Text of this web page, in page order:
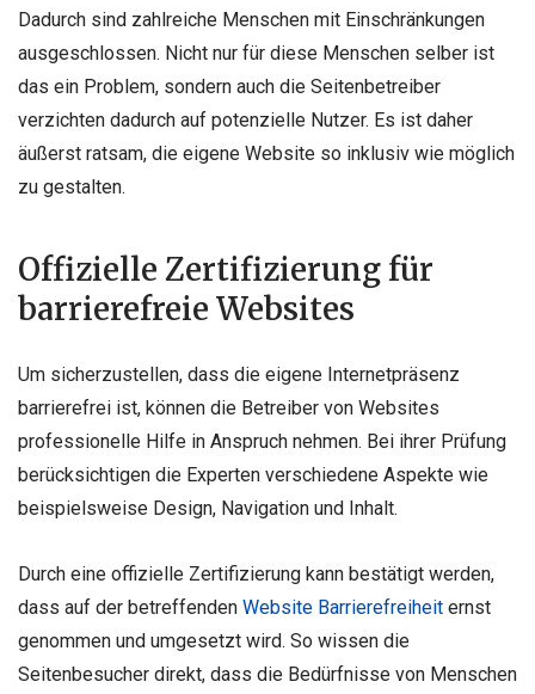
Dadurch sind zahlreiche Menschen mit Einschränkungen
ausgeschlossen. Nicht nur für diese Menschen selber ist
das ein Problem, sondern auch die Seitenbetreiber
verzichten dadurch auf potenzielle Nutzer. Es ist daher
äußerst ratsam, die eigene Website so inklusiv wie möglich
zu gestalten.
Offizielle Zertifizierung für
barrierefreie Websites
Um sicherzustellen, dass die eigene Internetpräsenz
barrierefrei ist, können die Betreiber von Websites
professionelle Hilfe in Anspruch nehmen. Bei ihrer Prüfung
berücksichtigen die Experten verschiedene Aspekte wie
beispielsweise Design, Navigation und Inhalt.
Durch eine offizielle Zertifizierung kann bestätigt werden,
dass auf der betreffenden Website Barrierefreiheit ernst
genommen und umgesetzt wird. So wissen die
Seitenbesucher direkt, dass die Bedürfnisse von Menschen